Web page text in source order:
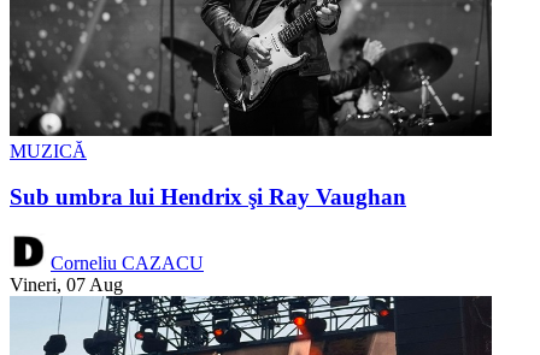
MUZICĂ
Sub umbra lui Hendrix şi Ray Vaughan
Corneliu CAZACU
Vineri, 07 Aug